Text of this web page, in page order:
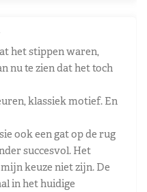
het stippen waren,
nu te zien dat het toch
klassiek motief. En
ook een gat op de rug
succesvol. Het
keuze niet zijn. De
in het huidige